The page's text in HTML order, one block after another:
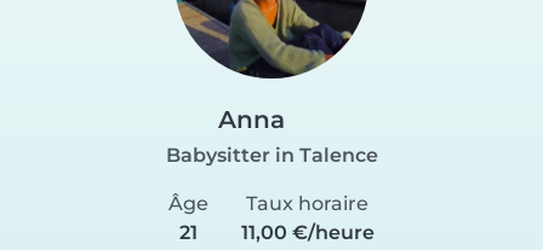
Anna
Babysitter in Talence
Âge
21
Taux horaire
11,00 €/heure